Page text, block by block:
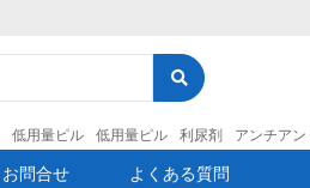
低用量ピル 低用量ピル 利尿剤 アンチア
お問合せ よくある質問